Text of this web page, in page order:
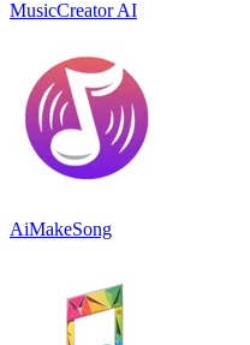
MusicCreator AI
AiMakeSong